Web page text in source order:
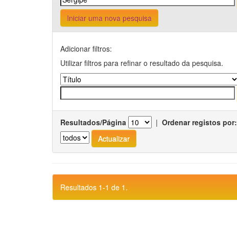
Iniciar uma nova pesquisa
Adicionar filtros:
Utilizar filtros para refinar o resultado da pesquisa.
Resultados/Página | Ordenar registos por:
Resultados 1-1 de 1.